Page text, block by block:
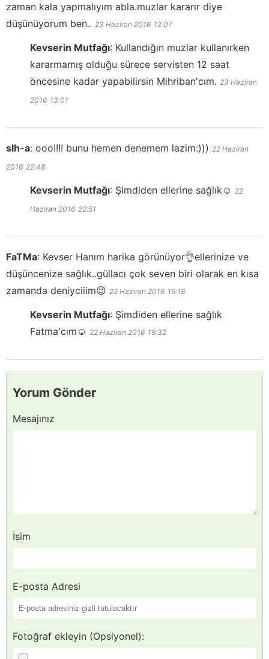
zaman kala yapmalıyım abla.muzlar kararır diye
düşünüyorum ben.. 23 Haziran 2016 12:07
Kevserin Mutfağı: Kullandığın muzlar kullanırken
kararmamış olduğu sürece servisten 12 saat
öncesine kadar yapabilirsin Mihriban'cım. 23 Haziran
2016 13:01
slh-a: ooo!!!! bunu hemen denemem lazim:))) 22 Haziran
2016 22:48
Kevserin Mutfağı: Şimdiden ellerine sağlık☺️ 22
Haziran 2016 22:51
FaTMa: Kevser Hanım harika görünüyor👌ellerinize ve
düşüncenize sağlık..güllacı çok seven biri olarak en kısa
zamanda deniyciiim😉 22 Haziran 2016 19:18
Kevserin Mutfağı: Şimdiden ellerine sağlık
Fatma'cım☺️ 22 Haziran 2016 19:32
Yorum Gönder
Mesajınız
İsim
E-posta Adresi
Fotoğraf ekleyin (Opsiyonel):